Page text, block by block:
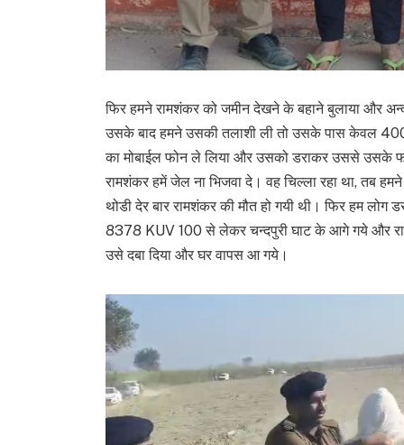
फिर हमने रामशंकर को जमीन देखने के बहाने बुलाया और
उसके बाद हमने उसकी तलाशी ली तो उसके पास केवल
का मोबाईल फोन ले लिया और उसको डराकर उससे उसके
रामशंकर हमें जेल ना भिजवा दे। वह चिल्ला रहा था, तब
थोडी देर बार रामशंकर की मौत हो गयी थी। फिर हम
8378 KUV 100 से लेकर चन्दपुरी घाट के आगे गये और
उसे दबा दिया और घर वापस आ गये।